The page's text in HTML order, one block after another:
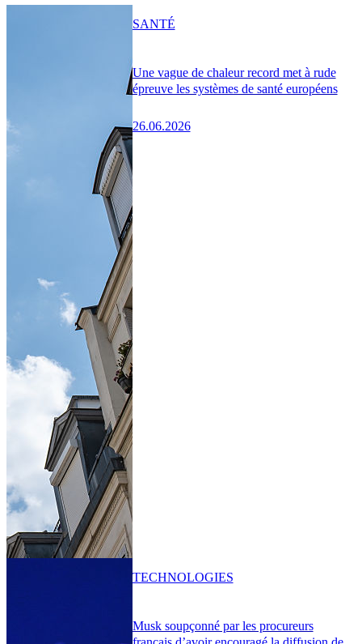
Une vague de chaleur record met à rude
épreuve les systèmes de santé européens
26.06.2026
SANTÉ
Musk soupçonné par les procureurs
TECHNOLOGIES